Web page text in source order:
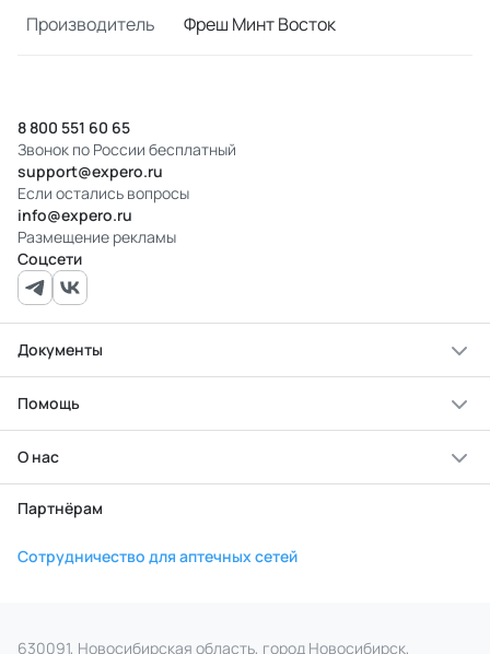
Производитель Фреш Минт Восток
8 800 551 60 65
Звонок по России бесплатный
support@expero.ru
Если остались вопросы
info@expero.ru
Размещение рекламы
Соцсети
Документы
Помощь
О нас
Партнёрам
Сотрудничество для аптечных сетей
630091, Новосибирская область, город Новосибирск,